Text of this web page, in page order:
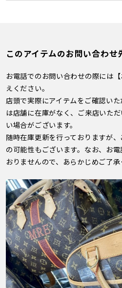
このアイテムのお問い合わせ
お電話でのお問い合わせの際には
えください。
店頭で実際にアイテムをご確認い
は店舗に在庫がなく、ご来店いた
い場合がございます。
随時在庫更新を行っておりますが
の可能性もございます。なお、お
おりませんので、あらかじめご了承